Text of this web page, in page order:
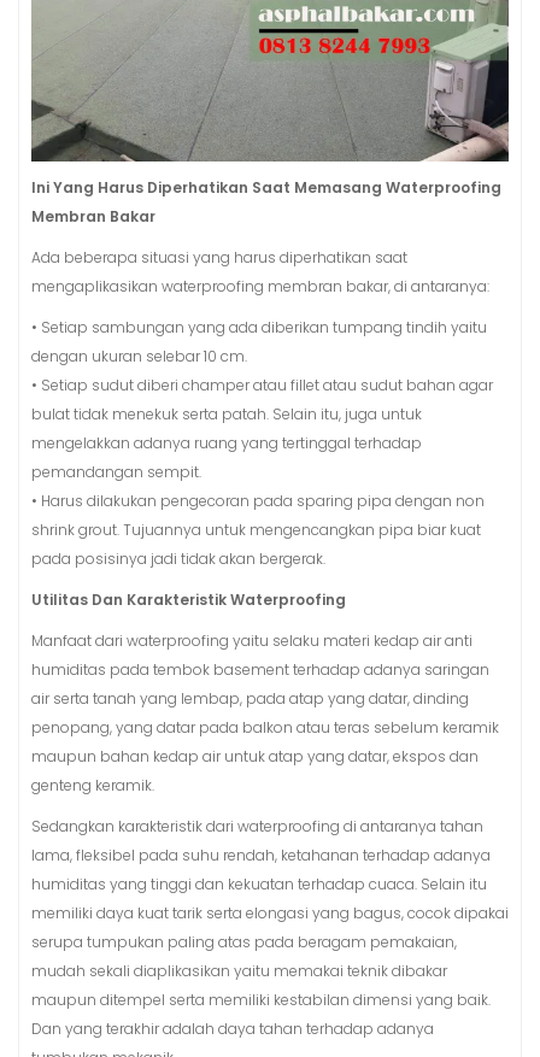
Ini Yang Harus Diperhatikan Saat Memasang Waterproofing
Membran Bakar
Ada beberapa situasi yang harus diperhatikan saat
mengaplikasikan waterproofing membran bakar, di antaranya:
• Setiap sambungan yang ada diberikan tumpang tindih yaitu
dengan ukuran selebar 10 cm.
• Setiap sudut diberi champer atau fillet atau sudut bahan agar
bulat tidak menekuk serta patah. Selain itu, juga untuk
mengelakkan adanya ruang yang tertinggal terhadap
pemandangan sempit.
• Harus dilakukan pengecoran pada sparing pipa dengan non
shrink grout. Tujuannya untuk mengencangkan pipa biar kuat
pada posisinya jadi tidak akan bergerak.
Utilitas Dan Karakteristik Waterproofing
Manfaat dari waterproofing yaitu selaku materi kedap air anti
humiditas pada tembok basement terhadap adanya saringan
air serta tanah yang lembap, pada atap yang datar, dinding
penopang, yang datar pada balkon atau teras sebelum keramik
maupun bahan kedap air untuk atap yang datar, ekspos dan
genteng keramik.
Sedangkan karakteristik dari waterproofing di antaranya tahan
lama, fleksibel pada suhu rendah, ketahanan terhadap adanya
humiditas yang tinggi dan kekuatan terhadap cuaca. Selain itu
memiliki daya kuat tarik serta elongasi yang bagus, cocok dipakai
serupa tumpukan paling atas pada beragam pemakaian,
mudah sekali diaplikasikan yaitu memakai teknik dibakar
maupun ditempel serta memiliki kestabilan dimensi yang baik.
Dan yang terakhir adalah daya tahan terhadap adanya